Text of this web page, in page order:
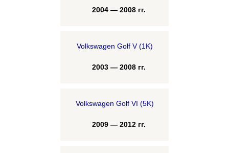
2004 — 2008 гг.
Volkswagen Golf V (1K)
2003 — 2008 гг.
Volkswagen Golf VI (5K)
2009 — 2012 гг.